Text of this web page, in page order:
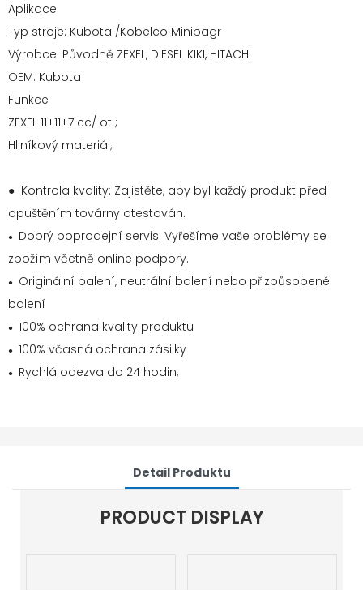
Aplikace
Typ stroje: Kubota /Kobelco Minibagr
Výrobce: Původně ZEXEL, DIESEL KIKI, HITACHI
OEM: Kubota
Funkce
ZEXEL 11+11+7 cc/ ot ;
Hliníkový materiál;
● Kontrola kvality: Zajistěte, aby byl každý produkt před
opuštěním továrny otestován.
● Dobrý poprodejní servis: Vyřešíme vaše problémy se
zbožím včetně online podpory.
● Originální balení, neutrální balení nebo přizpůsobené
balení
● 100% ochrana kvality produktu
● 100% včasná ochrana zásilky
● Rychlá odezva do 24 hodin;
Detail Produktu
PRODUCT DISPLAY